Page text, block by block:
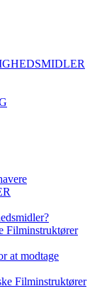
Filminstruktører
at modtage
Filminstruktører